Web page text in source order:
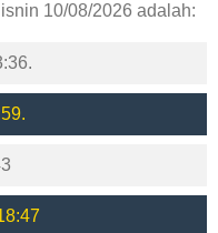
10/08/2026 adalah: